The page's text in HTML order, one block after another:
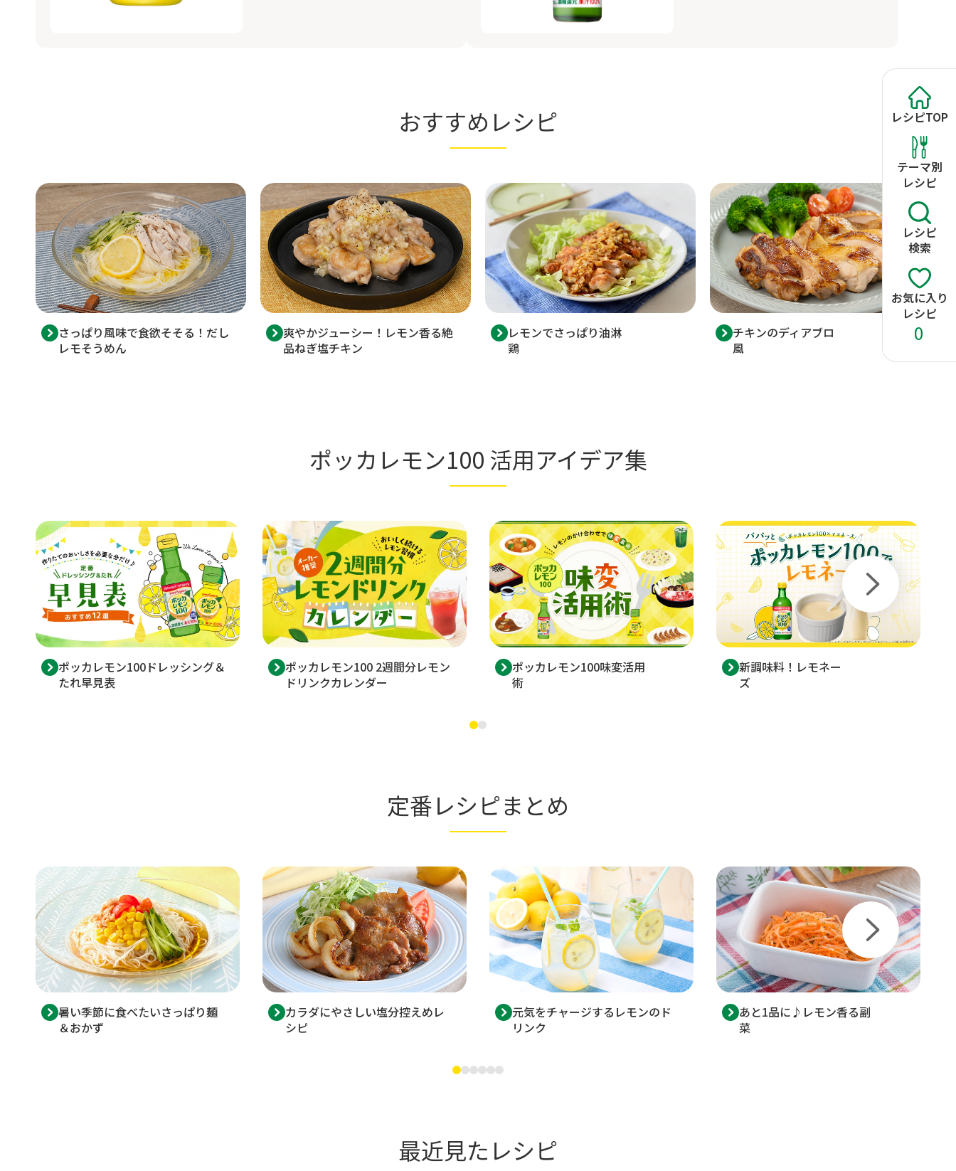
レシピTOP
テーマ別
レシピ
レシピ
検索
お気に入り
レシピ
0
おすすめレシピ
さっぱり風味で食欲そそる！だし
レモそうめん
爽やかジューシー！レモン香る絶
品ねぎ塩チキン
レモンでさっぱり油淋
鶏
チキンのディアブロ
風
ポッカレモン100 活用アイデア集
ポッカレモン100ドレッシング＆
たれ早見表
ポッカレモン100 2週間分レモン
ドリンクカレンダー
ポッカレモン100味変活用
術
新調味料！レモネー
ズ
定番レシピまとめ
暑い季節に食べたいさっぱり麺
＆おかず
カラダにやさしい塩分控えめレ
シピ
元気をチャージするレモンのド
リンク
あと1品に♪レモン香る副
菜
最近見たレシピ